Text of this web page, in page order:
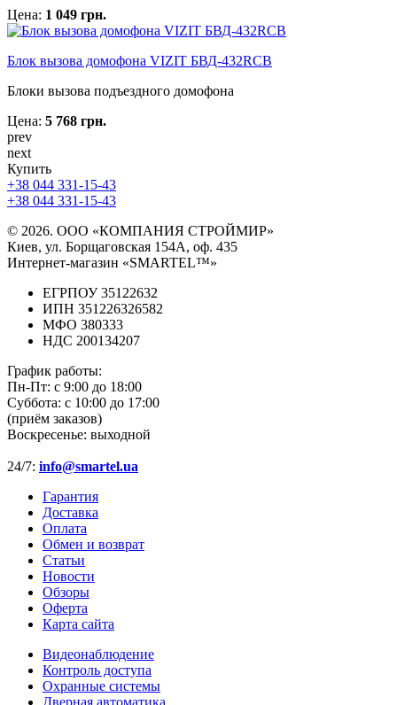
Цена: 1 049 грн.
Блок вызова домофона VIZIT БВД-432RCB
Блоки вызова подъездного домофона
Цена: 5 768 грн.
prev
next
Купить
+38 044 331-15-43
+38 044 331-15-43
© 2026. ООО «КОМПАНИЯ СТРОЙМИР»
Киев, ул. Борщаговская 154А, оф. 435
Интернет-магазин «SMARTEL™»
ЕГРПОУ 35122632
ИПН 351226326582
МФО 380333
НДС 200134207
График работы:
Пн-Пт: с 9:00 до 18:00
Суббота: с 10:00 до 17:00
(приём заказов)
Воскресенье: выходной
24/7: info@smartel.ua
Гарантия
Доставка
Оплата
Обмен и возврат
Статьи
Новости
Обзоры
Оферта
Карта сайта
Видеонаблюдение
Контроль доступа
Охранные системы
Дверная автоматика